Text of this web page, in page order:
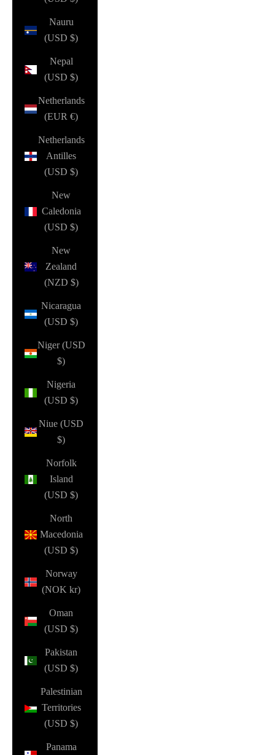
Nauru
(USD $)
Nepal
(USD $)
Netherlands
(EUR €)
Netherlands
Antilles
(USD $)
New
Caledonia
(USD $)
New
Zealand
(NZD $)
Nicaragua
(USD $)
Niger (USD
$)
Nigeria
(USD $)
Niue (USD
$)
Norfolk
Island
(USD $)
North
Macedonia
(USD $)
Norway
(NOK kr)
Oman
(USD $)
Pakistan
(USD $)
Palestinian
Territories
(USD $)
Panama